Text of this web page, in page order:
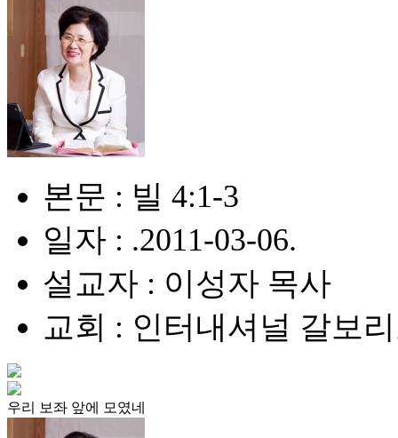
본문 : 빌 4:1-3
일자 : .2011-03-06.
설교자 : 이성자 목사
교회 : 인터내셔널 갈보
우리 보좌 앞에 모였네